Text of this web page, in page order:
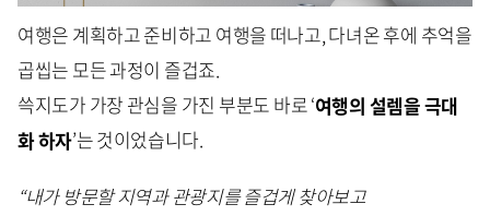
여행은 계획하고 준비하고 여행을 떠나고, 다녀온 후에 추억을
곱씹는 모든 과정이 즐겁죠.
쓱지도가 가장 관심을 가진 부분도 바로 ‘여행의 설렘을 극대
화 하자’는 것이었습니다.
“내가 방문할 지역과 관광지를 즐겁게 찾아보고